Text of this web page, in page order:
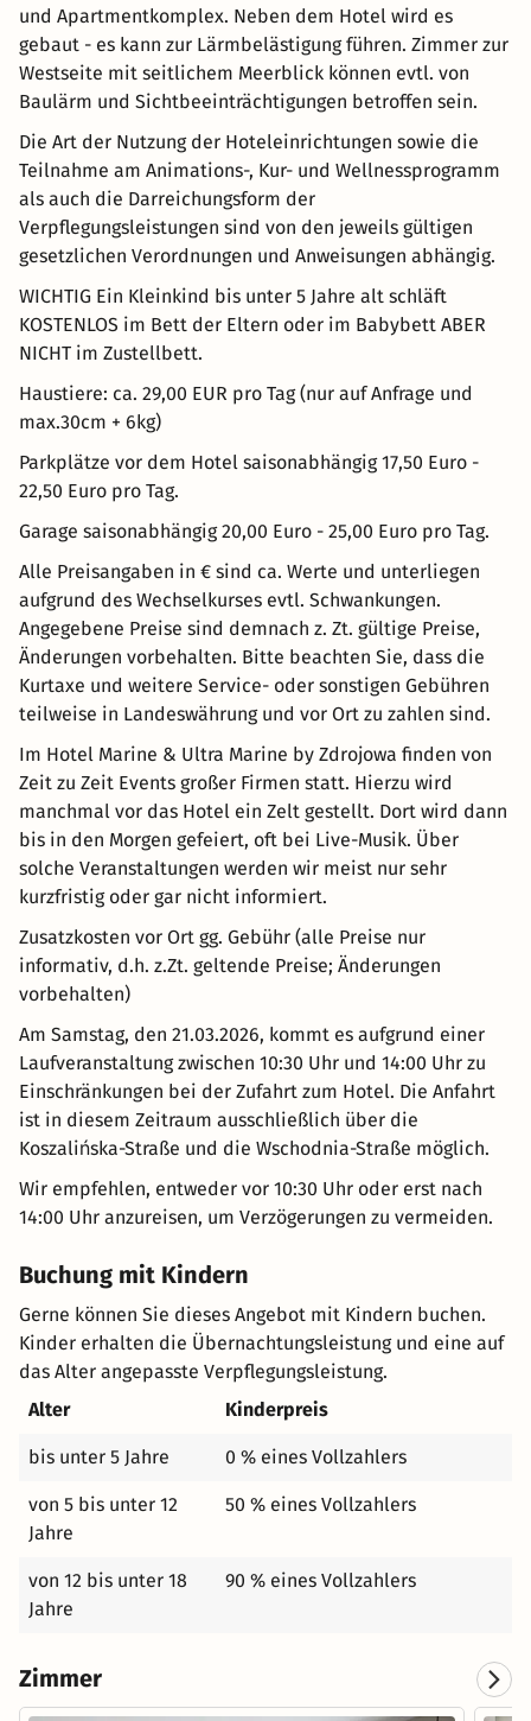
und Apartmentkomplex. Neben dem Hotel wird es
gebaut - es kann zur Lärmbelästigung führen. Zimmer zur
Westseite mit seitlichem Meerblick können evtl. von
Baulärm und Sichtbeeinträchtigungen betroffen sein.
Die Art der Nutzung der Hoteleinrichtungen sowie die
Teilnahme am Animations-, Kur- und Wellnessprogramm
als auch die Darreichungsform der
Verpflegungsleistungen sind von den jeweils gültigen
gesetzlichen Verordnungen und Anweisungen abhängig.
WICHTIG Ein Kleinkind bis unter 5 Jahre alt schläft
KOSTENLOS im Bett der Eltern oder im Babybett ABER
NICHT im Zustellbett.
Haustiere: ca. 29,00 EUR pro Tag (nur auf Anfrage und
max.30cm + 6kg)
Parkplätze vor dem Hotel saisonabhängig 17,50 Euro -
22,50 Euro pro Tag.
Garage saisonabhängig 20,00 Euro - 25,00 Euro pro Tag.
Alle Preisangaben in € sind ca. Werte und unterliegen
aufgrund des Wechselkurses evtl. Schwankungen.
Angegebene Preise sind demnach z. Zt. gültige Preise,
Änderungen vorbehalten. Bitte beachten Sie, dass die
Kurtaxe und weitere Service- oder sonstigen Gebühren
teilweise in Landeswährung und vor Ort zu zahlen sind.
Im Hotel Marine & Ultra Marine by Zdrojowa finden von
Zeit zu Zeit Events großer Firmen statt. Hierzu wird
manchmal vor das Hotel ein Zelt gestellt. Dort wird dann
bis in den Morgen gefeiert, oft bei Live-Musik. Über
solche Veranstaltungen werden wir meist nur sehr
kurzfristig oder gar nicht informiert.
Zusatzkosten vor Ort gg. Gebühr (alle Preise nur
informativ, d.h. z.Zt. geltende Preise; Änderungen
vorbehalten)
Am Samstag, den 21.03.2026, kommt es aufgrund einer
Laufveranstaltung zwischen 10:30 Uhr und 14:00 Uhr zu
Einschränkungen bei der Zufahrt zum Hotel. Die Anfahrt
ist in diesem Zeitraum ausschließlich über die
Koszalińska-Straße und die Wschodnia-Straße möglich.
Wir empfehlen, entweder vor 10:30 Uhr oder erst nach
14:00 Uhr anzureisen, um Verzögerungen zu vermeiden.
Buchung mit Kindern
Gerne können Sie dieses Angebot mit Kindern buchen.
Kinder erhalten die Übernachtungsleistung und eine auf
das Alter angepasste Verpflegungsleistung.
Alter
Kinderpreis
bis unter 5 Jahre 0 % eines Vollzahlers
von 5 bis unter 12
Jahre
50 % eines Vollzahlers
von 12 bis unter 18
Jahre
90 % eines Vollzahlers
Zimmer